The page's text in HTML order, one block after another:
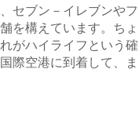
セブン－イレブンやフ
を構えています。ちょ
がハイライフという確
際空港に到着して、ま